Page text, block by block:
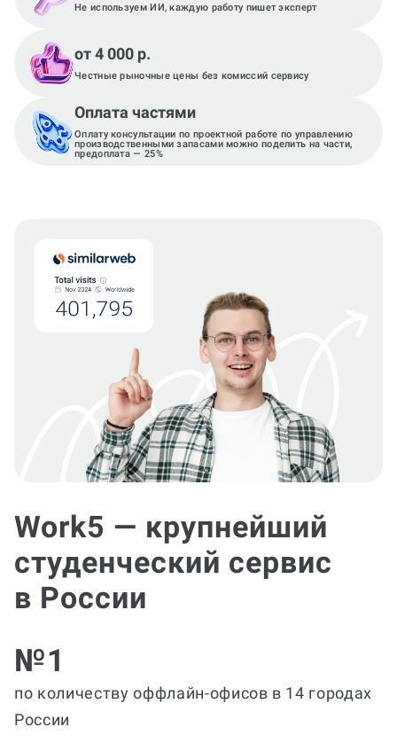
Не используем ИИ, каждую работу пишет эксперт
от 4 000 р.
Честные рыночные цены без комиссий сервису
Оплата частями
Оплату консультации по проектной работе по управлению
производственными запасами можно поделить на части,
предоплата — 25%
Work5 — крупнейший
студенческий сервис
в России
№1
по количеству оффлайн-офисов в 14 городах
России